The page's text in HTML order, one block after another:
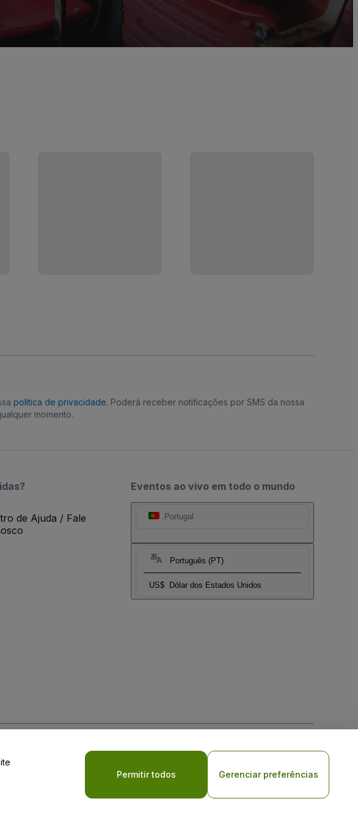
política de privacidade. Poderá receber notificações por SMS da nossa
momento.
Eventos ao vivo em todo o mundo
Portugal
Português (PT)
US$ Dólar dos Estados Unidos
de Ajuda / Fale
Information/Your Privacy Choices
Permitir todos Gerenciar preferências